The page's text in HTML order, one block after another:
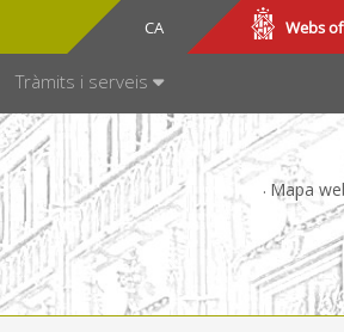
CA
ES Webs
Tràmits i serveis
Mapa